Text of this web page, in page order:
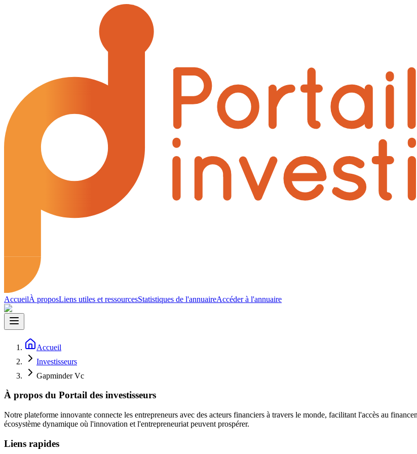
AccueilÀ proposLiens utiles et ressourcesStatistiques de l'annuaireAccéder à l'annuaire
Accueil
Investisseurs
Gapminder Vc
À propos du Portail des investisseurs
Notre plateforme innovante connecte les entrepreneurs avec des acteurs financiers à travers le monde, facilitant l'accès au
écosystème dynamique où l'innovation et l'entrepreneuriat peuvent prospérer.
Liens rapides